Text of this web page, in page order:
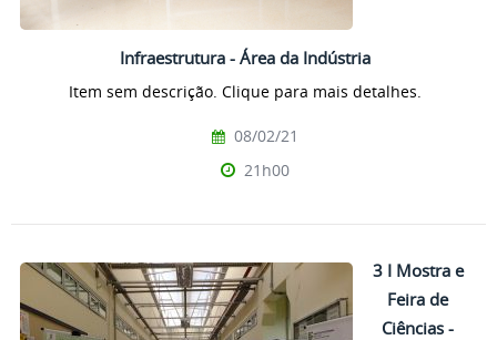
Infraestrutura - Área da Indústria
Item sem descrição. Clique para mais detalhes.
08/02/21
21h00
3 I Mostra e
Feira de
Ciências -